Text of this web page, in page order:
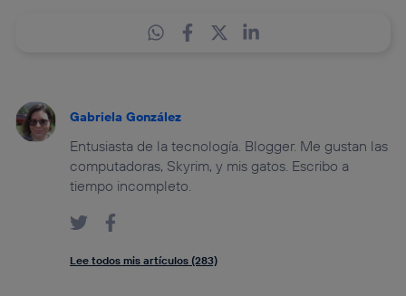
Gabriela González
Entusiasta de la tecnología. Blogger. Me gustan las
computadoras, Skyrim, y mis gatos. Escribo a
tiempo incompleto.
Lee todos mis artículos (283)